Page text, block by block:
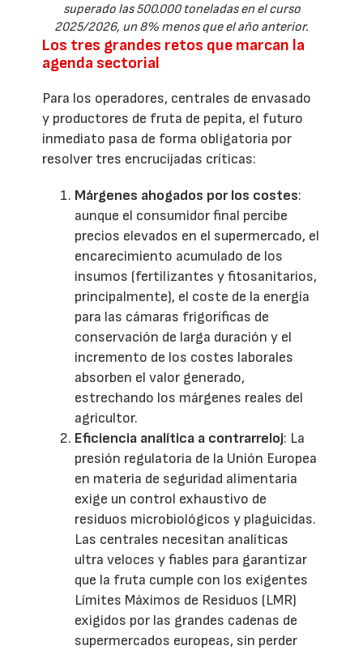
superado las 500.000 toneladas en el curso
2025/2026, un 8% menos que el año anterior.
Los tres grandes retos que marcan la
agenda sectorial
Para los operadores, centrales de envasado
y productores de fruta de pepita, el futuro
inmediato pasa de forma obligatoria por
resolver tres encrucijadas críticas:
Márgenes ahogados por los costes:
aunque el consumidor final percibe
precios elevados en el supermercado, el
encarecimiento acumulado de los
insumos (fertilizantes y fitosanitarios,
principalmente), el coste de la energía
para las cámaras frigoríficas de
conservación de larga duración y el
incremento de los costes laborales
absorben el valor generado,
estrechando los márgenes reales del
agricultor.
Eficiencia analítica a contrarreloj: La
presión regulatoria de la Unión Europea
en materia de seguridad alimentaria
exige un control exhaustivo de
residuos microbiológicos y plaguicidas.
Las centrales necesitan analíticas
ultra veloces y fiables para garantizar
que la fruta cumple con los exigentes
Límites Máximos de Residuos (LMR)
exigidos por las grandes cadenas de
supermercados europeas, sin perder